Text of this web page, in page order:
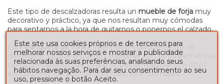
Este tipo de descalzadoras resulta un mueble de forja muy
decorativo y práctico, ya que nos resultan muy cómodas
para sentarnos a la hora de quitarnos o ponernos el calzado.
Estabanqueta de forja es ideal para cualquier estilo de
dormitorio, ya que la puedes combinar con otros elementos
como un cabecero de forja o se puede mezclar con otros
estilos como los diseños más clásicos o coloniales.
Este site usa cookies próprios e de terceiros para
melhorar nossos serviços e mostrar a publicidade
relacionada às suas preferências, analisando seus
hábitos navegação. Para dar seu consentimento ao seu
uso, pressione o botão Aceito.